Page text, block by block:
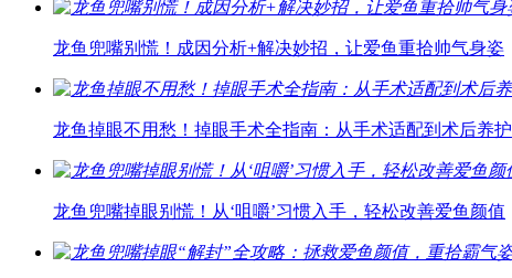
龙鱼兜嘴别慌！成因分析+解决妙招，让爱鱼重拾帅气身姿
龙鱼掉眼不用愁！掉眼手术全指南：从手术适配到术后养护
龙鱼兜嘴掉眼别慌！从‘咀嚼’习惯入手，轻松改善爱鱼颜值